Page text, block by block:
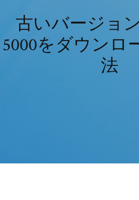
古いバージョ
5000をダウンロ
法